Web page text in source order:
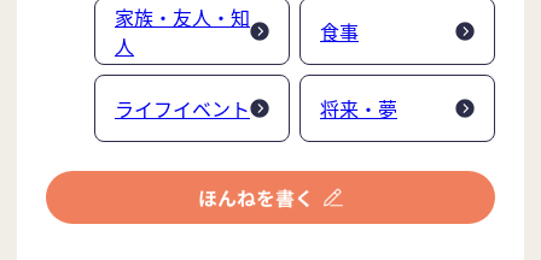
家族・友人・知
人
食事
ライフイベント 将来・夢